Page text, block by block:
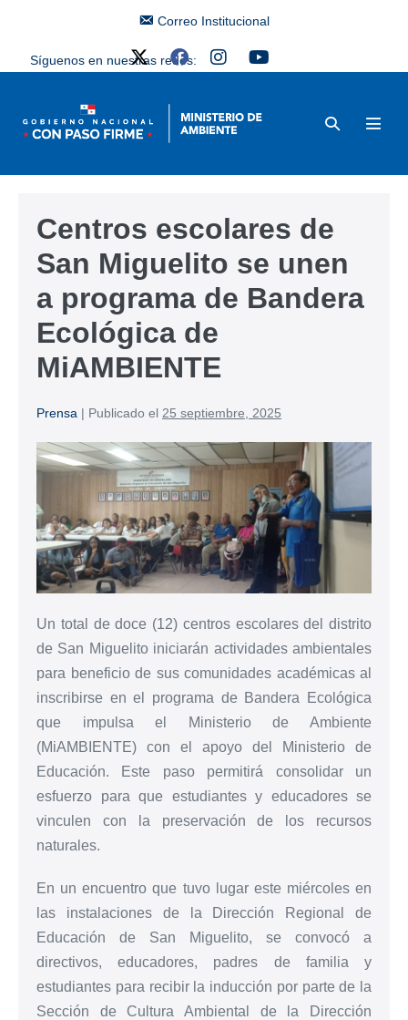
Correo Institucional
Síguenos en nuestras redes:
Centros escolares de
San Miguelito se unen
a programa de Bandera
Ecológica de
MiAMBIENTE
Prensa | Publicado el 25 septiembre, 2025
Un total de doce (12) centros escolares del distrito
de San Miguelito iniciarán actividades ambientales
para beneficio de sus comunidades académicas al
inscribirse en el programa de Bandera Ecológica
que impulsa el Ministerio de Ambiente
(MiAMBIENTE) con el apoyo del Ministerio de
Educación. Este paso permitirá consolidar un
esfuerzo para que estudiantes y educadores se
vinculen con la preservación de los recursos
naturales.
En un encuentro que tuvo lugar este miércoles en
las instalaciones de la Dirección Regional de
Educación de San Miguelito, se convocó a
directivos, educadores, padres de familia y
estudiantes para recibir la inducción por parte de la
Sección de Cultura Ambiental de la Dirección